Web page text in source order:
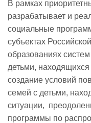
В рамках
разрабатывает и
социальные
субъектах
образованиях
детьми,
создание условий
семей с детьми,
ситуации,
программы по